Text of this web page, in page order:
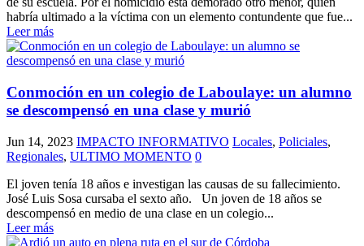
habría ultimado a la víctima con un elemento contundente que fue...
Leer más
Conmoción en un colegio de Laboulaye: un alumno
se descompensó en una clase y murió
Jun 14, 2023 IMPACTO INFORMATIVO Locales, Policiales,
Regionales, ULTIMO MOMENTO 0
El joven tenía 18 años e investigan las causas de su fallecimiento.
José Luis Sosa cursaba el sexto año. Un joven de 18 años se
descompensó en medio de una clase en un colegio...
Leer más